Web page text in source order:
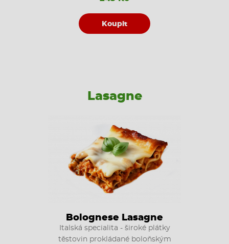
Koupit
Lasagne
Bolognese Lasagne
Italská specialita - široké plátky
těstovin prokládané boloňským